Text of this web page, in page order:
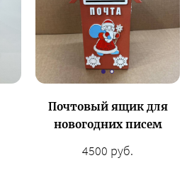
Почтовый ящик для
новогодних писем
4500 руб.